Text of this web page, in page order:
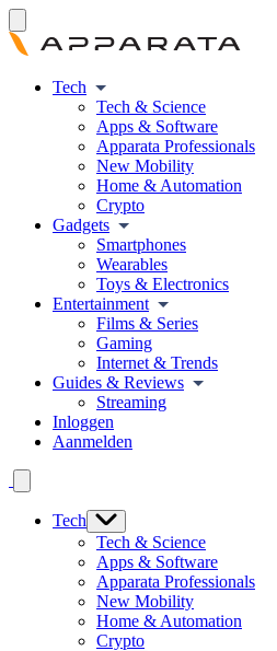
Tech
Tech & Science
Apps & Software
Apparata Professionals
New Mobility
Home & Automation
Crypto
Gadgets
Smartphones
Wearables
Toys & Electronics
Entertainment
Films & Series
Gaming
Internet & Trends
Guides & Reviews
Streaming
Inloggen
Aanmelden
Tech
Tech & Science
Apps & Software
Apparata Professionals
New Mobility
Home & Automation
Crypto